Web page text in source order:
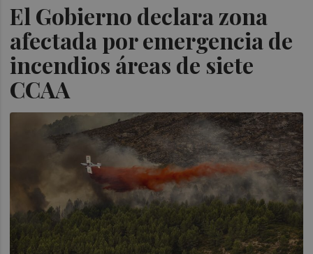
El Gobierno declara zona
afectada por emergencia de
incendios áreas de siete
CCAA